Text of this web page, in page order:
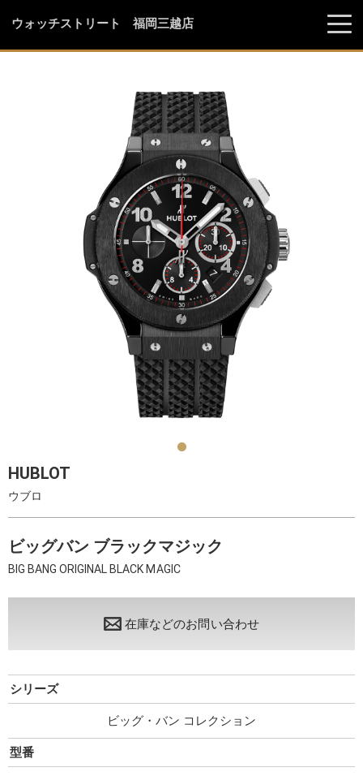
ウォッチストリート 福岡三越店
HUBLOT
ウブロ
ビッグバン ブラックマジック
BIG BANG ORIGINAL BLACK MAGIC
在庫などのお問い合わせ
シリーズ
ビッグ・バン コレクション
型番